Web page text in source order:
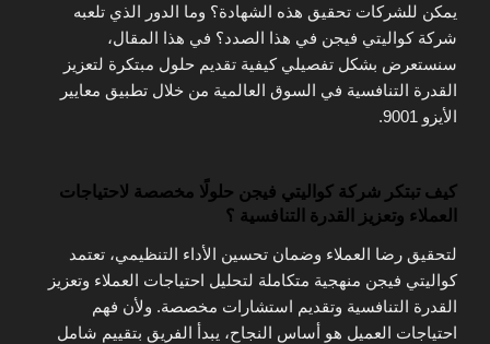
يمكن للشركات تحقيق هذه الشهادة؟ وما الدور الذي تلعبه
شركة كواليتي فيجن في هذا الصدد؟ في هذا المقال،
سنستعرض بشكل تفصيلي كيفية تقديم حلول مبتكرة لتعزيز
القدرة التنافسية في السوق العالمية من خلال تطبيق معايير
الأيزو 9001.
كيف تبتكر شركة كواليتي فيجن حلولًا مخصصة لاحتياجات
العملاء وتعزيز القدرة التنافسية ؟
لتحقيق رضا العملاء وضمان تحسين الأداء التنظيمي، تعتمد
كواليتي فيجن منهجية متكاملة لتحليل احتياجات العملاء وتعزيز
القدرة التنافسية وتقديم استشارات مخصصة. ولأن فهم
احتياجات العميل هو أساس النجاح، يبدأ الفريق بتقييم شامل